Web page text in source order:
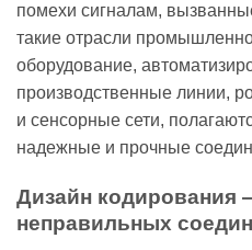
помехи сигналам,
такие отрасли
оборудование,
производственные линии,
и сенсорные сети,
надежные и прочные
Дизайн кодирования
неправильных